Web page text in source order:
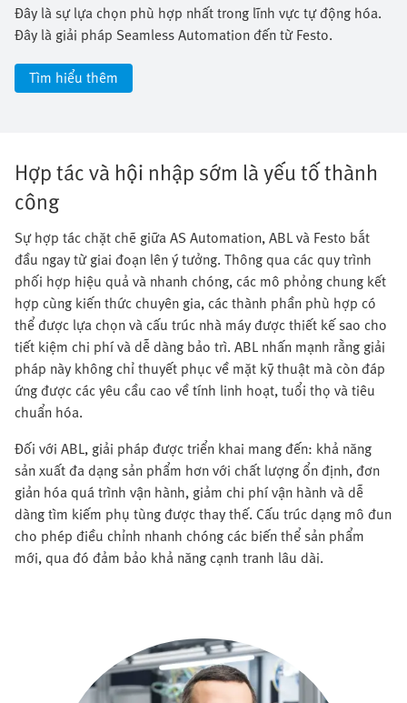
Đây là sự lựa chọn phù hợp nhất trong lĩnh vực tự động hóa.
Đây là giải pháp Seamless Automation đến từ Festo.
Tìm hiểu thêm
Hợp tác và hội nhập sớm là yếu tố thành
công
Sự hợp tác chặt chẽ giữa AS Automation, ABL và Festo bắt
đầu ngay từ giai đoạn lên ý tưởng. Thông qua các quy trình
phối hợp hiệu quả và nhanh chóng, các mô phỏng chung kết
hợp cùng kiến thức chuyên gia, các thành phần phù hợp có
thể được lựa chọn và cấu trúc nhà máy được thiết kế sao cho
tiết kiệm chi phí và dễ dàng bảo trì. ABL nhấn mạnh rằng giải
pháp này không chỉ thuyết phục về mặt kỹ thuật mà còn đáp
ứng được các yêu cầu cao về tính linh hoạt, tuổi thọ và tiêu
chuẩn hóa.
Đối với ABL, giải pháp được triển khai mang đến: khả năng
sản xuất đa dạng sản phẩm hơn với chất lượng ổn định, đơn
giản hóa quá trình vận hành, giảm chi phí vận hành và dễ
dàng tìm kiếm phụ tùng được thay thế. Cấu trúc dạng mô đun
cho phép điều chỉnh nhanh chóng các biến thể sản phẩm
mới, qua đó đảm bảo khả năng cạnh tranh lâu dài.